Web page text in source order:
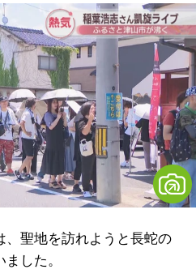
聖地を訪れようと長蛇の
した。